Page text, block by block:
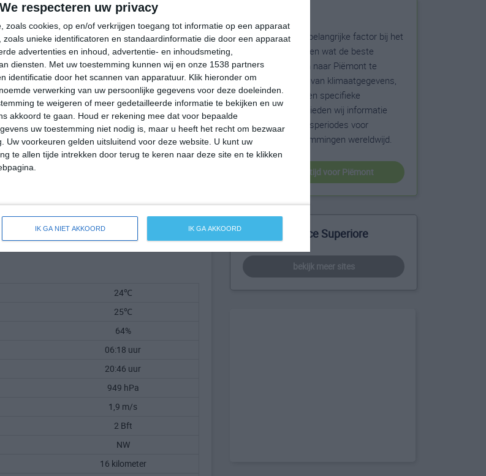
We respecteren uw privacy
zoals cookies, op en/of verkrijgen toegang tot informatie op een apparaat
unieke identificatoren en standaardinformatie die door een apparaat
advertenties en inhoud, advertentie- en inhoudsmeting,
diensten.
Met uw toestemming kunnen wij en onze 1538 partners
identificatie door het scannen van apparatuur. Klik hieronder om
verwerking van uw persoonlijke gegevens voor deze doeleinden.
te weigeren of meer gedetailleerde informatie te bekijken en uw
akkoord te gaan.
Houd er rekening mee dat voor bepaalde
uw toestemming niet nodig is, maar u heeft het recht om bezwaar
Uw voorkeuren gelden uitsluitend voor deze website. U kunt uw
te allen tijde intrekken door terug te keren naar deze site en te klikken
IK GA NIET AKKOORD IK GA AKKOORD
ZO 2 ZZO 2
15:00
24℃
25℃
64%
06:18 uur
20:46 uur
949 hPa
1,9 m/s
2 Bft
NW
16 kilometer
Het weer is een belangrijke factor bij het
reizen. Wil je weten wat de beste
maanden zijn om naar Piëmont te
reizen? Op basis van klimaatgegevens,
weersextremen en specifieke
weerinformatie bieden wij informatie
over de beste reisperiodes voor
duizenden bestemmingen wereldwijd.
beste reistijd voor Piëmont
Meer over Alice Superiore
bekijk meer sites